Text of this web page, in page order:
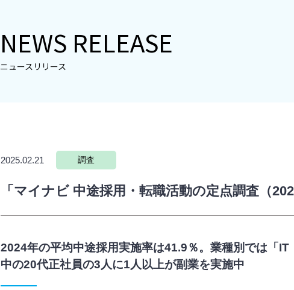
NEWS RELEASE
ニュースリリース
2025.02.21 調査
「マイナビ 中途採用・転職活動の定点調査（
2024年の平均中途採用実施率は41.9％。業種別では「
中の20代正社員の3人に1人以上が副業を実施中